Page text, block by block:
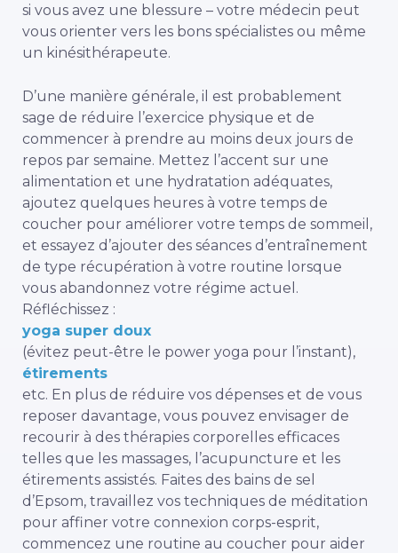
si vous avez une blessure – votre médecin peut
vous orienter vers les bons spécialistes ou même
un kinésithérapeute.
D’une manière générale, il est probablement
sage de réduire l’exercice physique et de
commencer à prendre au moins deux jours de
repos par semaine. Mettez l’accent sur une
alimentation et une hydratation adéquates,
ajoutez quelques heures à votre temps de
coucher pour améliorer votre temps de sommeil,
et essayez d’ajouter des séances d’entraînement
de type récupération à votre routine lorsque
vous abandonnez votre régime actuel.
Réfléchissez :
yoga super doux
(évitez peut-être le power yoga pour l’instant),
étirements
etc. En plus de réduire vos dépenses et de vous
reposer davantage, vous pouvez envisager de
recourir à des thérapies corporelles efficaces
telles que les massages, l’acupuncture et les
étirements assistés. Faites des bains de sel
d’Epsom, travaillez vos techniques de méditation
pour affiner votre connexion corps-esprit,
commencez une routine au coucher pour aider